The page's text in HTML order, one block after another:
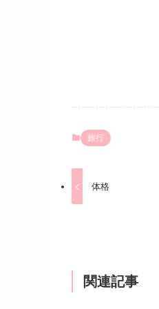
旅行
体格
関連記事